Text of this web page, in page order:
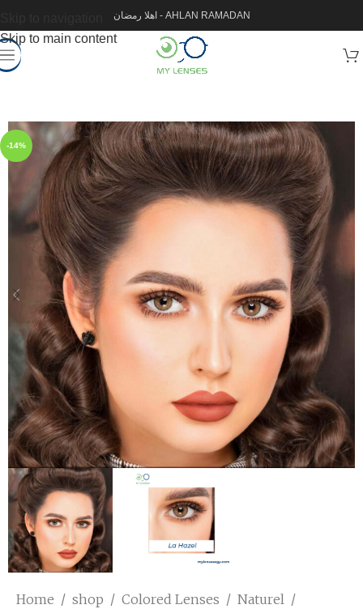
Skip to main content
اهلا رمضان - AHLAN RAMADAN
-14%
Home / shop / Colored Lenses / Naturel /